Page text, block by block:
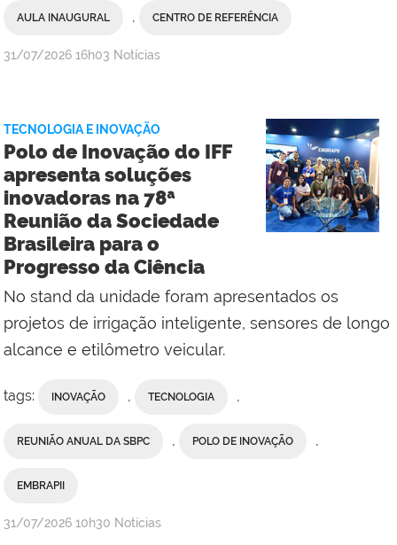
AULA INAUGURAL CENTRO DE REFERÊNCIA
por
Reitoria
publicado
31/07/2026 16h03 Notícias
TECNOLOGIA E INOVAÇÃO
Polo de Inovação do IFF
apresenta soluções
inovadoras na 78ª
Reunião da Sociedade
Brasileira para o
Progresso da Ciência
No stand da unidade foram apresentados os
projetos de irrigação inteligente, sensores de longo
alcance e etilômetro veicular.
tags: INOVAÇÃO , TECNOLOGIA ,
REUNIÃO ANUAL DA SBPC , POLO DE INOVAÇÃO ,
EMBRAPII
por
publicado
31/07/2026 10h30 Notícias